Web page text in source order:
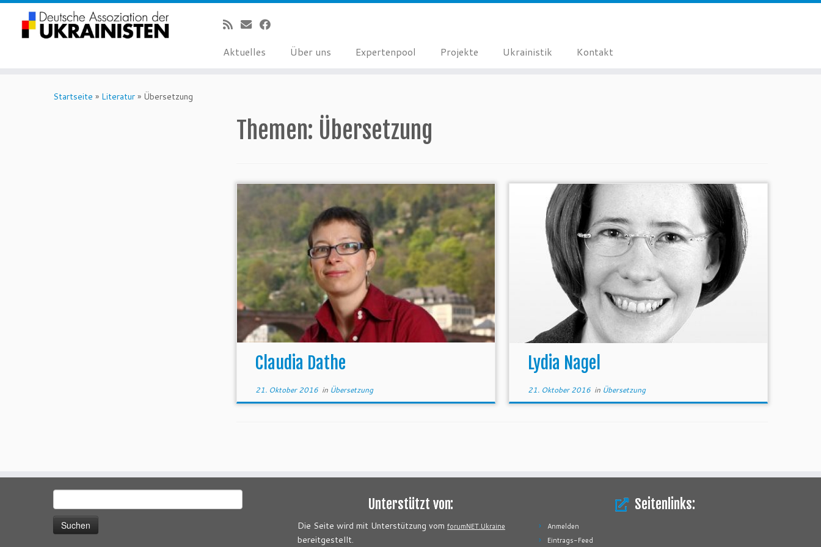
Aktuelles Über uns Expertenpool Projekte Ukrainistik Kontakt
Startseite » Literatur » Übersetzung
Themen: Übersetzung
Claudia Dathe
21. Oktober 2016in Übersetzung
Lydia Nagel
21. Oktober 2016in Übersetzung
nach:
Unterstützt von:
Die Seite wird mit Unterstützung vom forumNET.Ukraine
bereitgestellt.
Seitenlinks:
Anmelden
Eintrags-Feed